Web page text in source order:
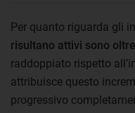
Per quanto riguarda gli
risultano attivi sono
raddoppiato rispetto
attribuisce questo
progressivo